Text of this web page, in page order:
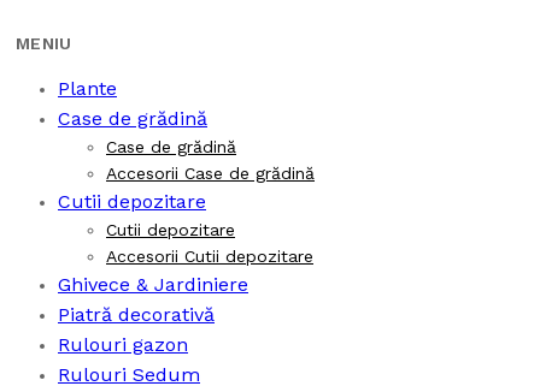
Plante
Case de grădină
Case de grădină
Accesorii Case de grădină
Cutii depozitare
Cutii depozitare
Accesorii Cutii depozitare
Ghivece & Jardiniere
Piatră decorativă
Rulouri gazon
Rulouri Sedum